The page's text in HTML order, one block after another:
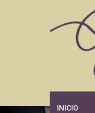
INICIO